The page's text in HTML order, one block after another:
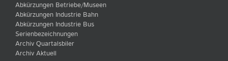
Abkürzungen Betriebe/Museen
Abkürzungen Industrie Bahn
Abkürzungen Industrie Bus
Serienbezeichnungen
Archiv Quartalsbiler
Archiv Aktuell